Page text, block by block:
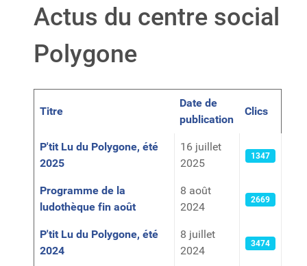
Actus du centre social
Polygone
Articles
Titre
Date de
publication
Clics
P'tit Lu du Polygone, été
2025
16 juillet
2025
1347
Programme de la
ludothèque fin août
8 août
2024
2669
P'tit Lu du Polygone, été
2024
8 juillet
2024
3474